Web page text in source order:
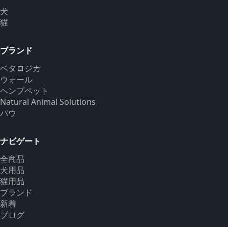
犬
猫
ブランド
ベタロジカ
ウォール
ヘンプペット
Natural Animal Solutions
パウ
ナビゲート
全商品
犬用品
猫用品
ブランド
新着
ブログ